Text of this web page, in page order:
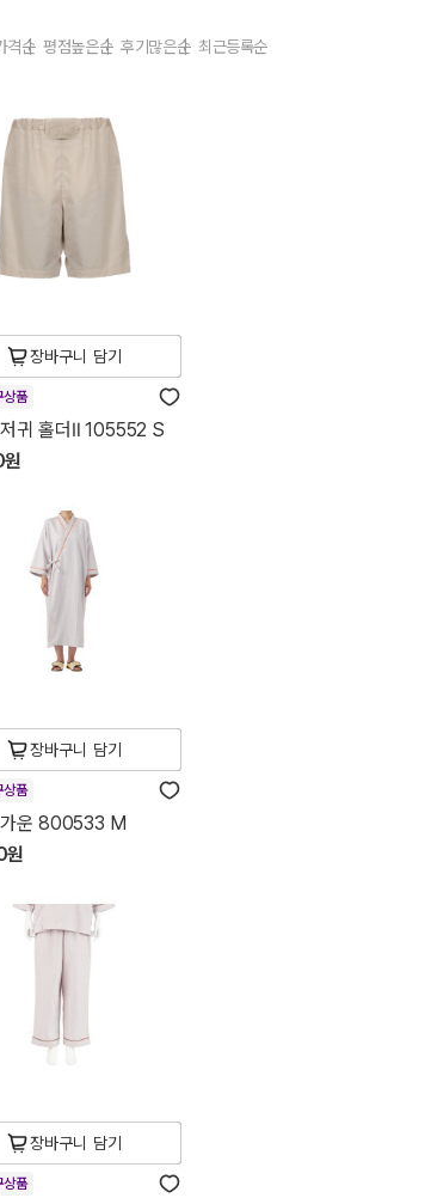
격순 평점높은순 후기많은순 최근등록순
장바구니 담기
상품
귀 홀더Ⅱ 105552 S
장바구니 담기
상품
가운 800533 M
원
장바구니 담기
상품